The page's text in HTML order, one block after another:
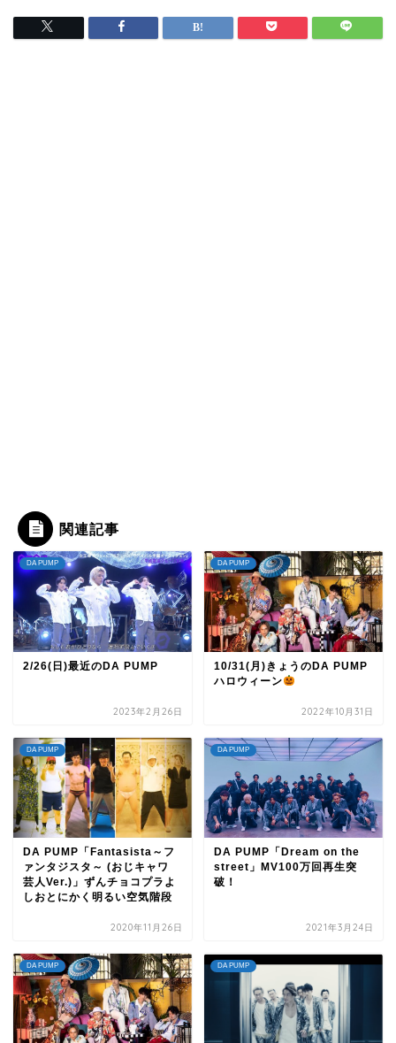
関連記事
DA PUMP
2/26(日)最近のDA PUMP
2023年2月26日
DA PUMP
10/31(月)きょうのDA PUMP
ハロウィーン
2022年10月31日
DA PUMP
DA PUMP「Fantasista～フ
ァンタジスタ～ (おじキャワ
芸人Ver.)」ずんチョコプラよ
しおとにかく明るい空気階段
2020年11月26日
DA PUMP
DA PUMP「Dream on the
street」MV100万回再生突
破！
2021年3月24日
DA PUMP DA PUMP